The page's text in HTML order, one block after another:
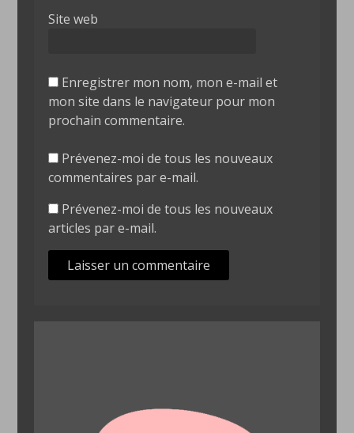
Site web
Enregistrer mon nom, mon e-mail et
mon site dans le navigateur pour mon
prochain commentaire.
Prévenez-moi de tous les nouveaux
commentaires par e-mail.
Prévenez-moi de tous les nouveaux
articles par e-mail.